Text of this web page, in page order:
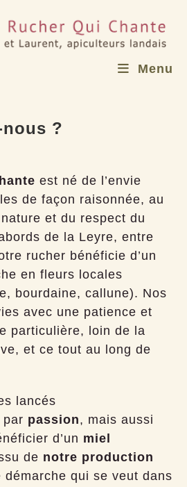
Menu
?
est né de l’envie
de façon raisonnée, au
et du respect du
de la Leyre, entre
rucher bénéficie d’un
en fleurs locales
bourdaine, callune). Nos
avec une patience et
particulière, loin de la
et ce tout au long de
lancés
par passion, mais aussi
d’un miel
de notre production
démarche qui se veut dans